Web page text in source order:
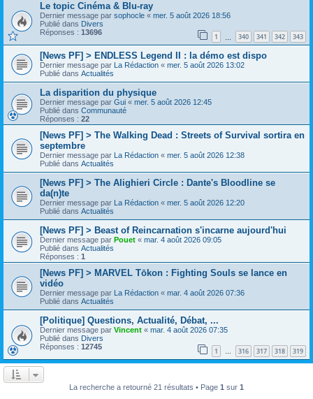
Le topic Cinéma & Blu-ray
Dernier message par sophocle « mer. 5 août 2026 18:56
Publié dans Divers
Réponses : 13696 1 340 341 342 343
[News PF] > ENDLESS Legend II : la démo est dispo
Dernier message par La Rédaction « mer. 5 août 2026 13:02
Publié dans Actualités
La disparition du physique
Dernier message par Gui « mer. 5 août 2026 12:45
Publié dans Communauté
Réponses : 22
[News PF] > The Walking Dead : Streets of Survival sortira en
septembre
Dernier message par La Rédaction « mer. 5 août 2026 12:38
Publié dans Actualités
[News PF] > The Alighieri Circle : Dante's Bloodline se
da(n)te
Dernier message par La Rédaction « mer. 5 août 2026 12:20
Publié dans Actualités
[News PF] > Beast of Reincarnation s'incarne aujourd'hui
Dernier message par Pouet « mar. 4 août 2026 09:05
Publié dans Actualités
Réponses : 1
[News PF] > MARVEL Tōkon : Fighting Souls se lance en
vidéo
Dernier message par La Rédaction « mar. 4 août 2026 07:36
Publié dans Actualités
[Politique] Questions, Actualité, Débat, ...
Dernier message par Vincent « mar. 4 août 2026 07:35
Publié dans Divers
Réponses : 12745 1 … 316 317 318 319
La recherche a retourné 21 résultats • Page 1 sur 1